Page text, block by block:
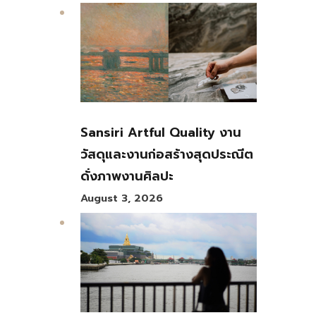
Sansiri Artful Quality งาน
วัสดุและงานก่อสร้างสุดประณีต
ดั่งภาพงานศิลปะ
August 3, 2026